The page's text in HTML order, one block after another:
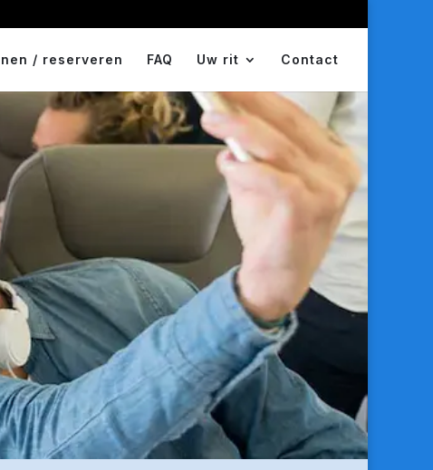
/ reserveren FAQ Uw rit Contact